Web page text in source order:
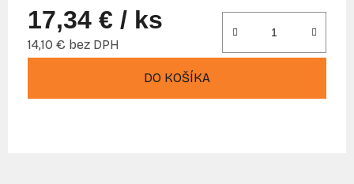
17,34 € / ks
14,10 € bez DPH
DO KOŠÍKA